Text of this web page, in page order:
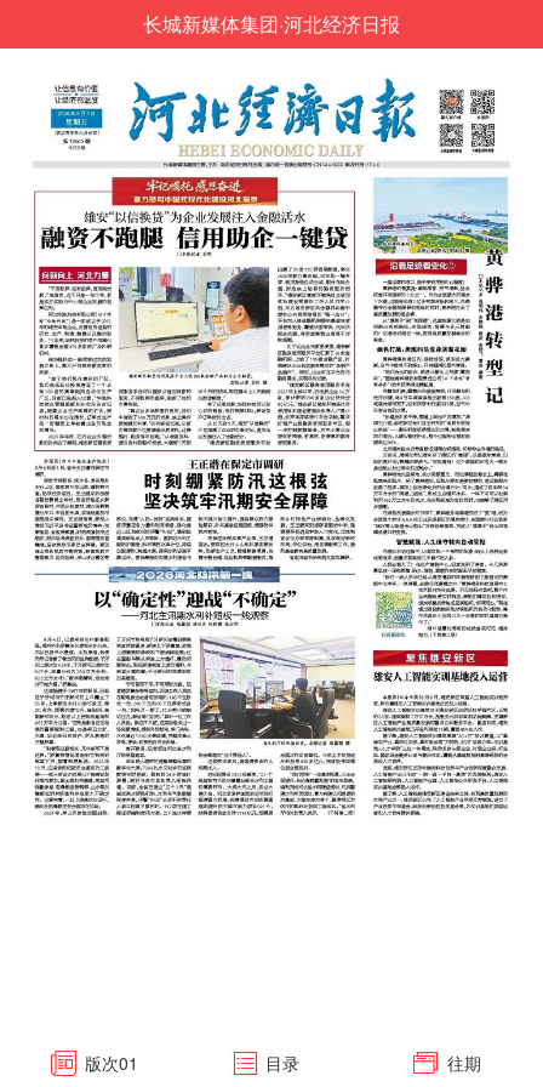
长城新媒体集团·河北经济日报
版次01 目录 往期